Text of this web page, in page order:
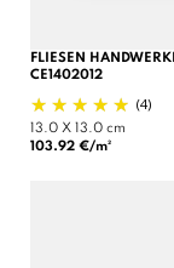
FLIESEN
CE1402012
(4)
13.0 X 13.0 cm
103.92 €/m²